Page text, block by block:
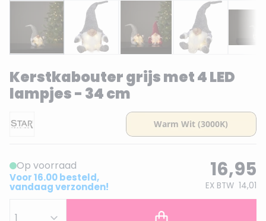
Kerstkabouter grijs met 4 LED
lampjes - 34 cm
Op voorraad
Voor 16.00 besteld,
vandaag verzonden!
16,95
EX BTW 14,01